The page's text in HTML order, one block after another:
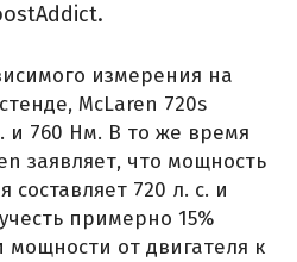
измерения на
McLaren 720s
и 760 Нм. В то же время
заявляет, что мощность
составляет 720 л. с. и
примерно 15%
от двигателя к